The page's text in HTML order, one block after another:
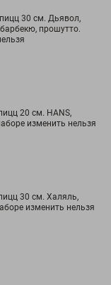
30 см. Дьявол,
прошутто.
20 см. HANS,
изменить нельзя
30 см. Халяль,
изменить нельзя